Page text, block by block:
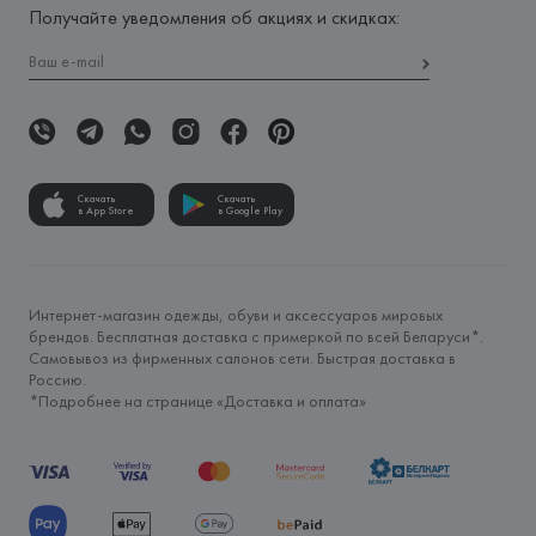
Получайте уведомления об акциях и скидках:
Скачать
в App Store
Скачать
в Google Play
Интернет-магазин одежды, обуви и аксессуаров мировых
брендов. Бесплатная доставка с примеркой по всей Беларуси*.
Самовывоз из фирменных салонов сети. Быстрая доставка в
Россию.
*Подробнее на странице «Доставка и оплата»